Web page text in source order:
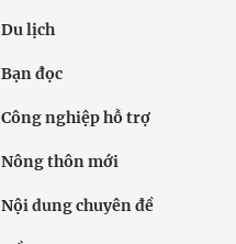
Du lịch
Bạn đọc
Công nghiệp hỗ trợ
Nông thôn mới
Nội dung chuyên đề